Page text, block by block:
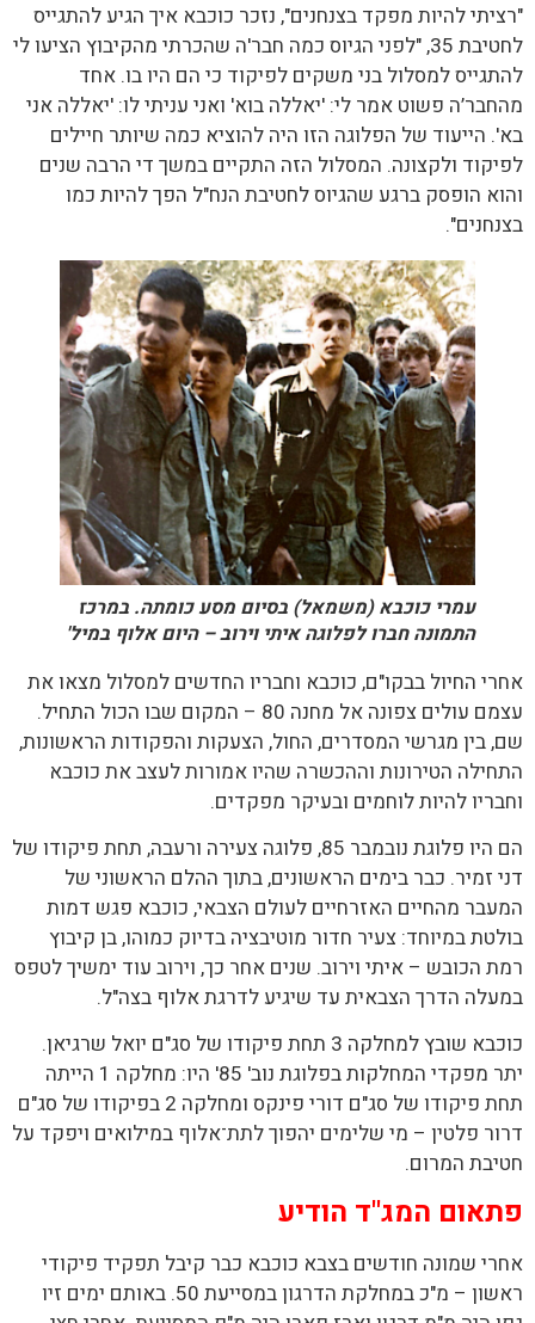
"רציתי להיות מפקד בצנחנים", נזכר כוכבא איך הגיע להתגייס
לחטיבת 35, "לפני הגיוס כמה חבר'ה שהכרתי מהקיבוץ הציעו לי
להתגייס למסלול בני משקים לפיקוד כי הם היו בו. אחד
מהחבר’ה פשוט אמר לי: 'יאללה בוא' ואני עניתי לו: 'יאללה אני
בא'. הייעוד של הפלוגה הזו היה להוציא כמה שיותר חיילים
לפיקוד ולקצונה. המסלול הזה התקיים במשך די הרבה שנים
והוא הופסק ברגע שהגיוס לחטיבת הנח"ל הפך להיות כמו
בצנחנים".
עמרי כוכבא (משמאל) בסיום מסע כומתה. במרכז
התמונה חברו לפלוגה איתי וירוב – היום אלוף במיל'
אחרי החיול בבקו"ם, כוכבא וחבריו החדשים למסלול מצאו את
עצמם עולים צפונה אל מחנה 80 – המקום שבו הכול התחיל.
שם, בין מגרשי המסדרים, החול, הצעקות והפקודות הראשונות,
התחילה הטירונות וההכשרה שהיו אמורות לעצב את כוכבא
וחבריו להיות לוחמים ובעיקר מפקדים.
הם היו פלוגת נובמבר 85, פלוגה צעירה ורעבה, תחת פיקודו של
דני זמיר. כבר בימים הראשונים, בתוך ההלם הראשוני של
המעבר מהחיים האזרחיים לעולם הצבאי, כוכבא פגש דמות
בולטת במיוחד: צעיר חדור מוטיבציה בדיוק כמוהו, בן קיבוץ
רמת הכובש – איתי וירוב. שנים אחר כך, וירוב עוד ימשיך לטפס
במעלה הדרך הצבאית עד שיגיע לדרגת אלוף בצה"ל.
כוכבא שובץ למחלקה 3 תחת פיקודו של סג"ם יואל שרגיאן.
יתר מפקדי המחלקות בפלוגת נוב' 85' היו: מחלקה 1 הייתה
תחת פיקודו של סג"ם דורי פינקס ומחלקה 2 בפיקודו של סג"ם
דרור פלטין – מי שלימים יהפוך לתת־אלוף במילואים ויפקד על
חטיבת המרום.
פתאום המג"ד הודיע
אחרי שמונה חודשים בצבא כוכבא כבר קיבל תפקיד פיקודי
ראשון – מ"כ במחלקת הדרגון במסייעת 50. באותם ימים זיו